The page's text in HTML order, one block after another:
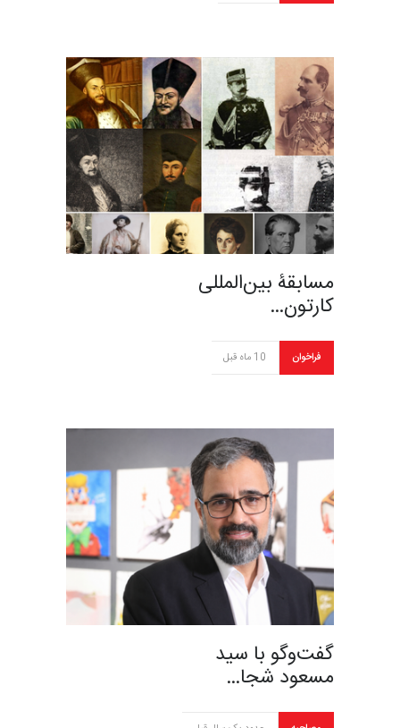
مسابقۀ بین‌المللی
کارتون…
فراخوان 10 ماه قبل
گفت‌وگو با سید
مسعود شجا…